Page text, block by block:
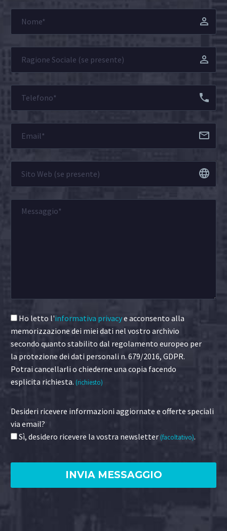
Ho letto l'informativa privacye acconsento alla
memorizzazione dei miei dati nel vostro archivio
secondo quanto stabilito dal regolamento europeo per
la protezione dei dati personali n. 679/2016, GDPR.
Potrai cancellarli o chiederne una copia facendo
esplicita richiesta. (richiesto)
Desideri ricevere informazioni aggiornate e offerte speciali
via email?
Sì, desidero ricevere la vostra newsletter(facoltativo).